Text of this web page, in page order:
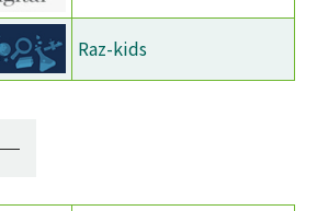
Raz-kids